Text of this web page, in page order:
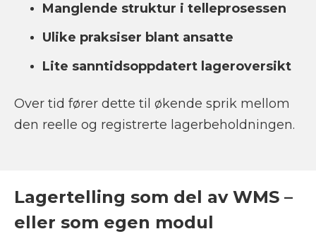
Manglende struktur i telleprosessen
Ulike praksiser blant ansatte
Lite sanntidsoppdatert lageroversikt
Over tid fører dette til økende sprik mellom
den reelle og registrerte lagerbeholdningen.
Lagertelling som del av WMS –
eller som egen modul